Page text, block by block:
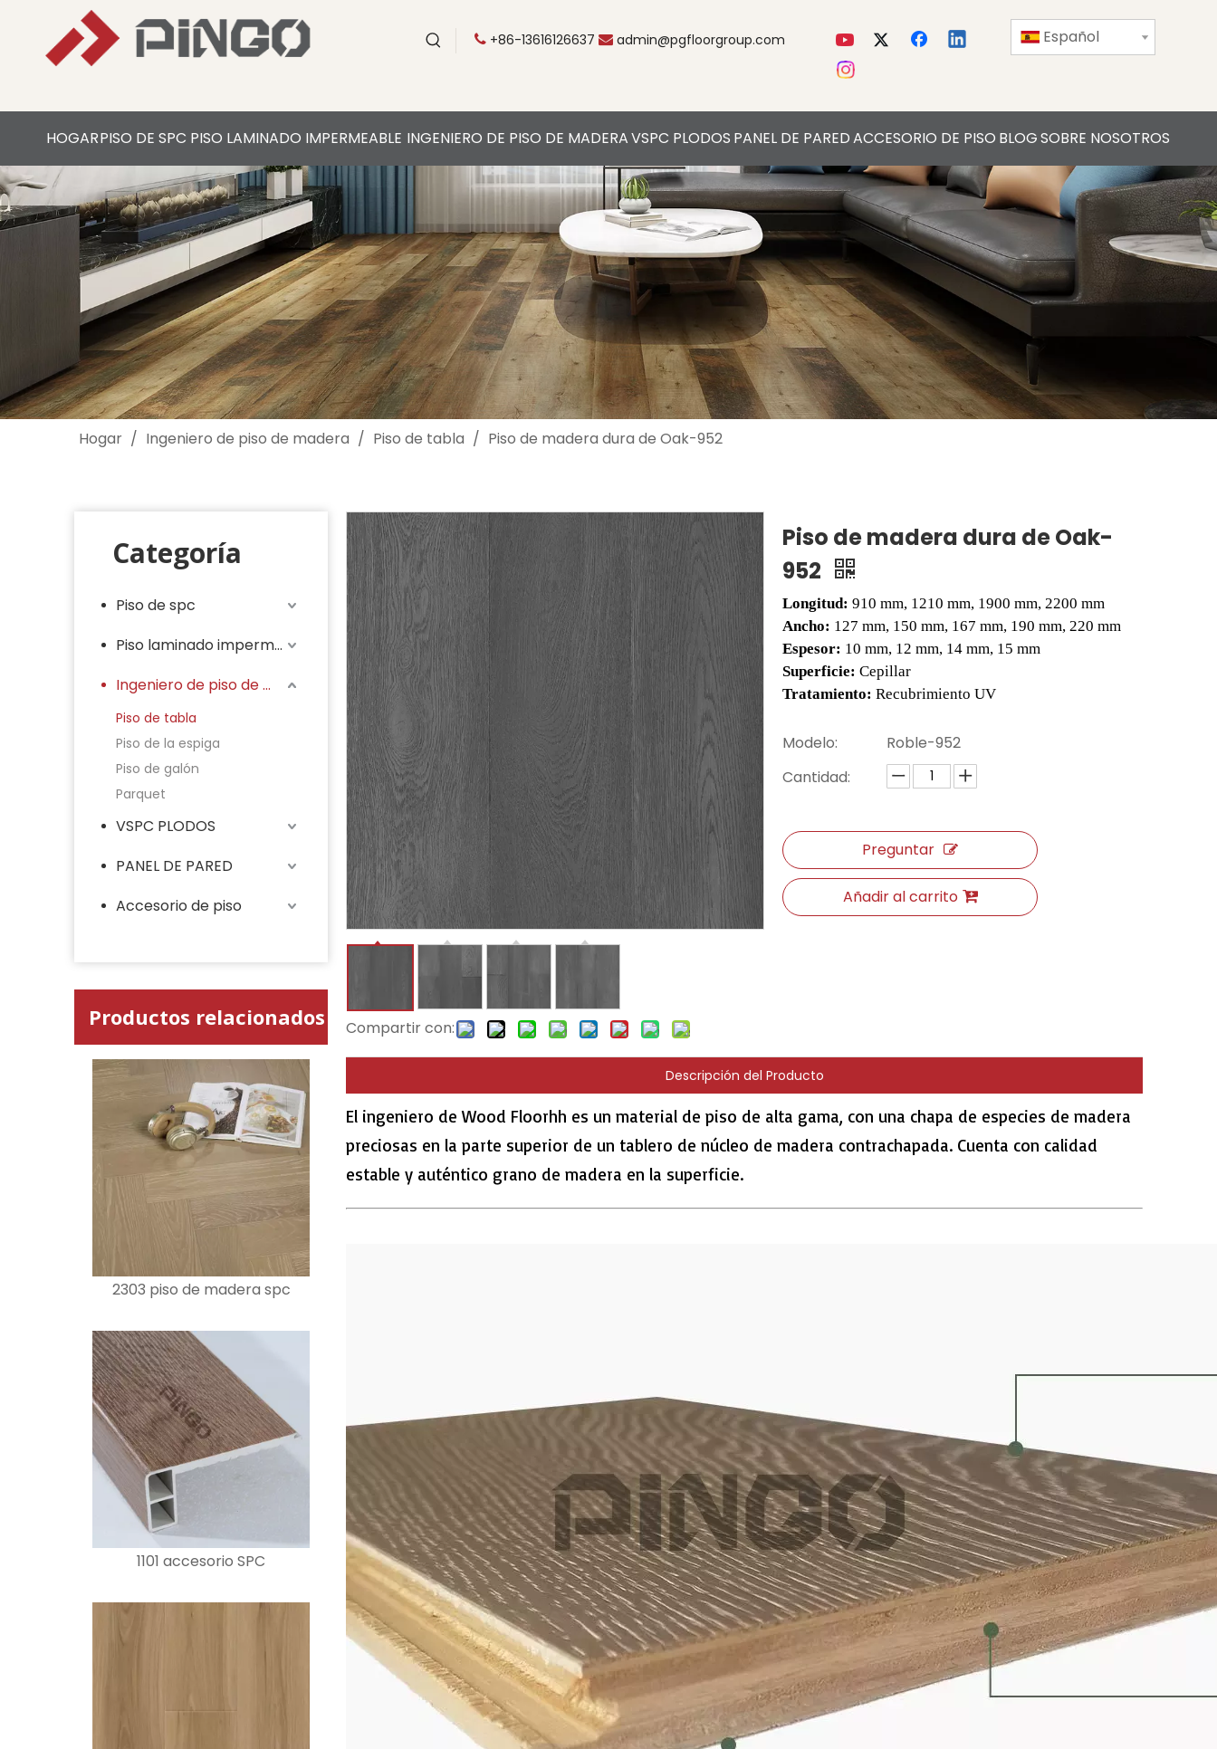
 +86-13616126637  admin@pgfloorgroup.com Español
HOGARPISO DE SPC PISO LAMINADO IMPERMEABLE INGENIERO DE PISO DE MADERAVSPC PLODOS PANEL DE PAREDACCESORIO DE PISO BLOGSOBRE NOSOTROS
Hogar / Ingeniero de piso de madera / Piso de tabla / Piso de madera dura de Oak-952
Categoría
Piso de spc
Piso laminado impermeable
Ingeniero de piso de madera
Piso de tabla
Piso de la espiga
Piso de galón
Parquet
VSPC PLODOS
PANEL DE PARED
Accesorio de piso
Productos relacionados
2303 piso de madera spc
1101 accesorio SPC
Compartir con:
Piso de madera dura de Oak-
952
Longitud: 910 mm, 1210 mm, 1900 mm, 2200 mm
Ancho: 127 mm, 150 mm, 167 mm, 190 mm, 220 mm
Espesor: 10 mm, 12 mm, 14 mm, 15 mm
Superficie: Cepillar
Tratamiento: Recubrimiento UV
Modelo:
Roble-952
Cantidad:
Preguntar
Añadir al carrito
Descripción del Producto
El ingeniero de Wood Floorhh es un material de piso de alta gama, con una chapa de especies de madera
preciosas en la parte superior de un tablero de núcleo de madera contrachapada. Cuenta con calidad
estable y auténtico grano de madera en la superficie.